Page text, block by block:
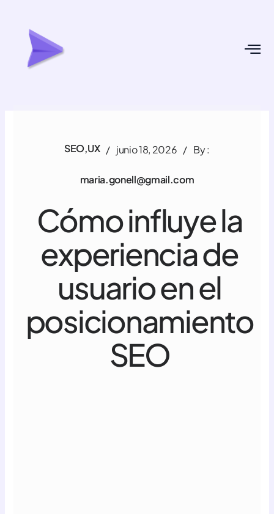
contenido
SEO,UX / junio 18, 2026 / By :
maria.gonell@gmail.com
Cómo influye la
experiencia de
usuario en el
posicionamiento
SEO
entradas